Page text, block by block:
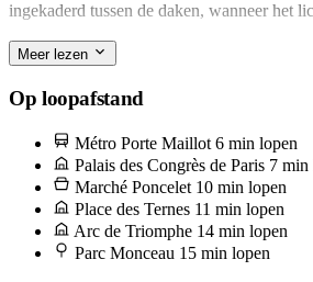
ingekaderd tussen de daken, wanneer het
Loop vijf minuten naar de Marché Poncelet,
waar de buurt elke ochtend behalve
van 24 maanden gerijpt en een Brillat-
maison met een fles van de wijnhandelaar
Meer lezen
Op loopafstand
Métro Porte Maillot 6 min lopen
Palais des Congrès de Paris 7 min
Marché Poncelet 10 min lopen
Place des Ternes 11 min lopen
Arc de Triomphe 14 min lopen
Parc Monceau 15 min lopen